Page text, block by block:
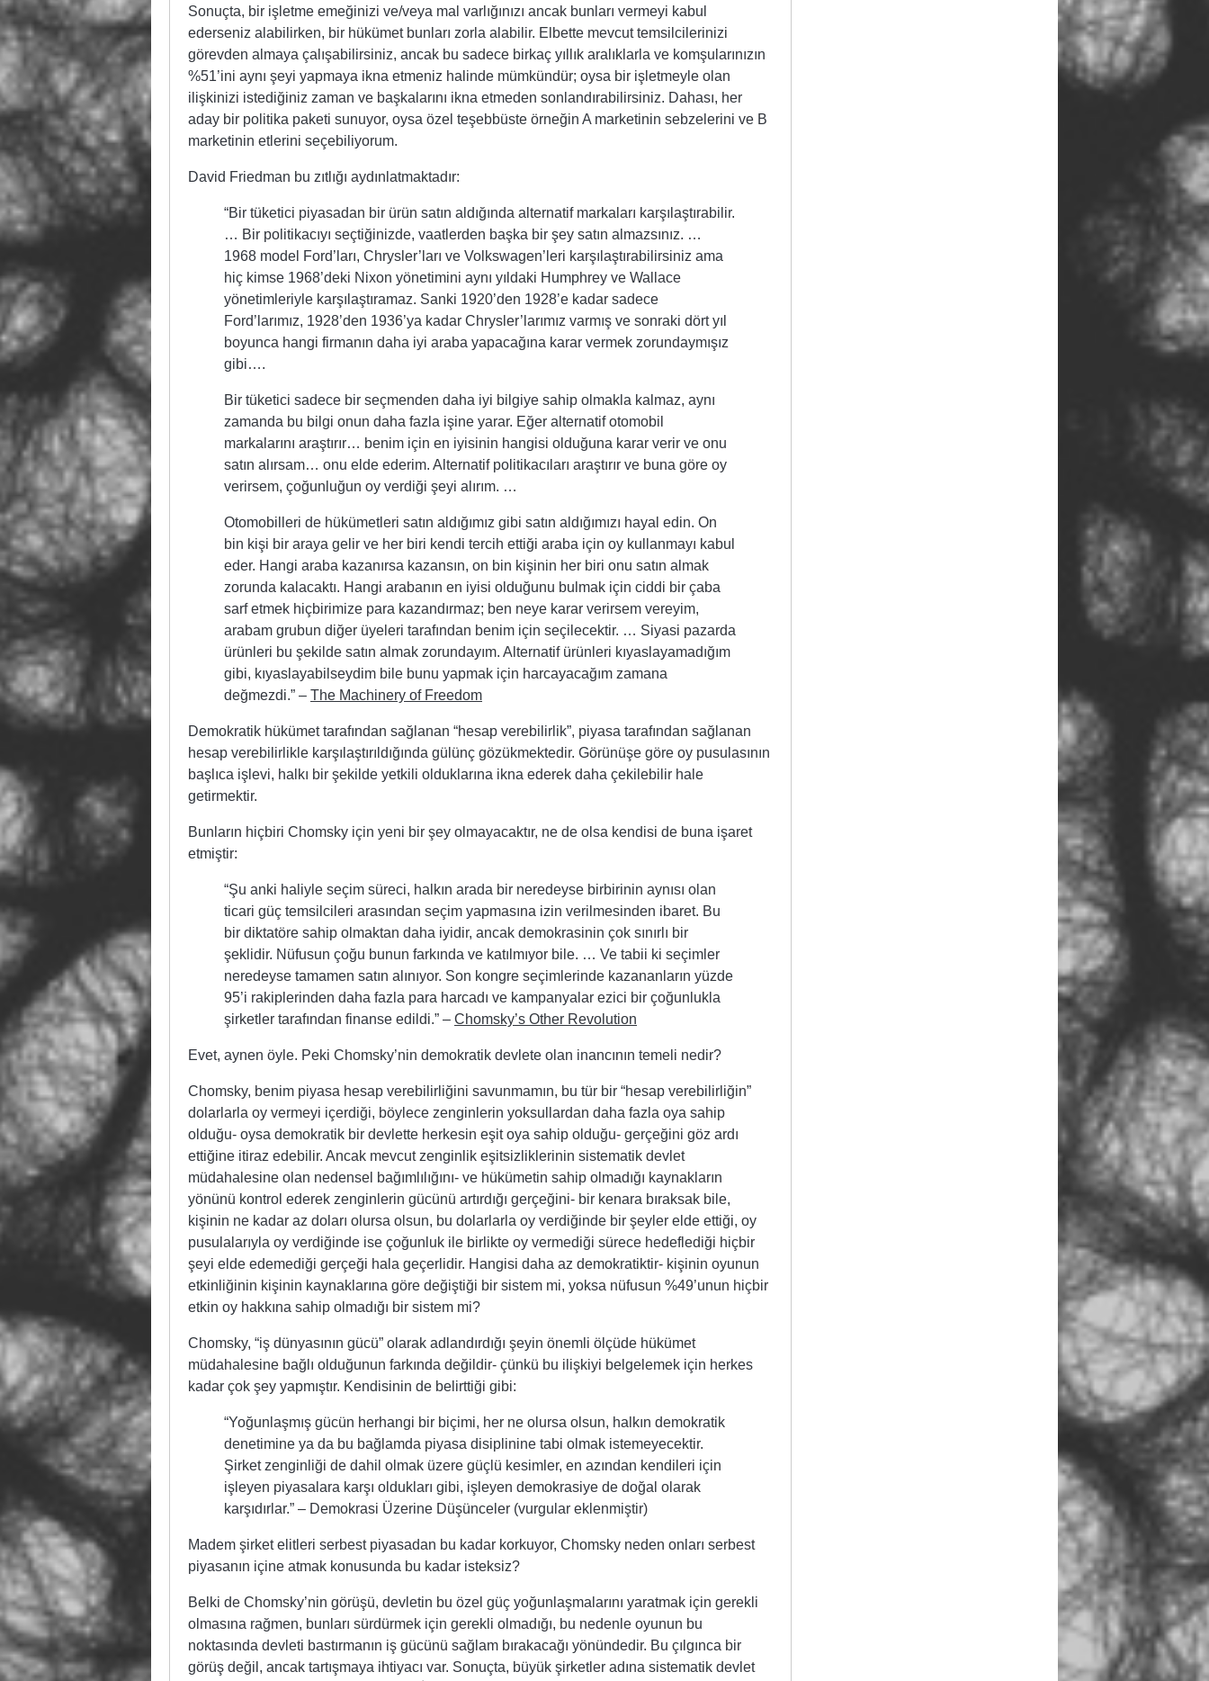
Sonuçta, bir işletme emeğinizi ve/veya mal varlığınızı ancak bunları vermeyi kabul
ederseniz alabilirken, bir hükümet bunları zorla alabilir. Elbette mevcut temsilcilerinizi
görevden almaya çalışabilirsiniz, ancak bu sadece birkaç yıllık aralıklarla ve komşularınızın
%51’ini aynı şeyi yapmaya ikna etmeniz halinde mümkündür; oysa bir işletmeyle olan
ilişkinizi istediğiniz zaman ve başkalarını ikna etmeden sonlandırabilirsiniz. Dahası, her
aday bir politika paketi sunuyor, oysa özel teşebbüste örneğin A marketinin sebzelerini ve B
marketinin etlerini seçebiliyorum.
David Friedman bu zıtlığı aydınlatmaktadır:
“Bir tüketici piyasadan bir ürün satın aldığında alternatif markaları karşılaştırabilir.
… Bir politikacıyı seçtiğinizde, vaatlerden başka bir şey satın almazsınız. …
1968 model Ford’ları, Chrysler’ları ve Volkswagen’leri karşılaştırabilirsiniz ama
hiç kimse 1968’deki Nixon yönetimini aynı yıldaki Humphrey ve Wallace
yönetimleriyle karşılaştıramaz. Sanki 1920’den 1928’e kadar sadece
Ford’larımız, 1928’den 1936’ya kadar Chrysler’larımız varmış ve sonraki dört yıl
boyunca hangi firmanın daha iyi araba yapacağına karar vermek zorundaymışız
gibi….
Bir tüketici sadece bir seçmenden daha iyi bilgiye sahip olmakla kalmaz, aynı
zamanda bu bilgi onun daha fazla işine yarar. Eğer alternatif otomobil
markalarını araştırır… benim için en iyisinin hangisi olduğuna karar verir ve onu
satın alırsam… onu elde ederim. Alternatif politikacıları araştırır ve buna göre oy
verirsem, çoğunluğun oy verdiği şeyi alırım. …
Otomobilleri de hükümetleri satın aldığımız gibi satın aldığımızı hayal edin. On
bin kişi bir araya gelir ve her biri kendi tercih ettiği araba için oy kullanmayı kabul
eder. Hangi araba kazanırsa kazansın, on bin kişinin her biri onu satın almak
zorunda kalacaktı. Hangi arabanın en iyisi olduğunu bulmak için ciddi bir çaba
sarf etmek hiçbirimize para kazandırmaz; ben neye karar verirsem vereyim,
arabam grubun diğer üyeleri tarafından benim için seçilecektir. … Siyasi pazarda
ürünleri bu şekilde satın almak zorundayım. Alternatif ürünleri kıyaslayamadığım
gibi, kıyaslayabilseydim bile bunu yapmak için harcayacağım zamana
değmezdi.” – The Machinery of Freedom
Demokratik hükümet tarafından sağlanan “hesap verebilirlik”, piyasa tarafından sağlanan
hesap verebilirlikle karşılaştırıldığında gülünç gözükmektedir. Görünüşe göre oy pusulasının
başlıca işlevi, halkı bir şekilde yetkili olduklarına ikna ederek daha çekilebilir hale
getirmektir.
Bunların hiçbiri Chomsky için yeni bir şey olmayacaktır, ne de olsa kendisi de buna işaret
etmiştir:
“Şu anki haliyle seçim süreci, halkın arada bir neredeyse birbirinin aynısı olan
ticari güç temsilcileri arasından seçim yapmasına izin verilmesinden ibaret. Bu
bir diktatöre sahip olmaktan daha iyidir, ancak demokrasinin çok sınırlı bir
şeklidir. Nüfusun çoğu bunun farkında ve katılmıyor bile. … Ve tabii ki seçimler
neredeyse tamamen satın alınıyor. Son kongre seçimlerinde kazananların yüzde
95’i rakiplerinden daha fazla para harcadı ve kampanyalar ezici bir çoğunlukla
şirketler tarafından finanse edildi.” – Chomsky’s Other Revolution
Evet, aynen öyle. Peki Chomsky’nin demokratik devlete olan inancının temeli nedir?
Chomsky, benim piyasa hesap verebilirliğini savunmamın, bu tür bir “hesap verebilirliğin”
dolarlarla oy vermeyi içerdiği, böylece zenginlerin yoksullardan daha fazla oya sahip
olduğu- oysa demokratik bir devlette herkesin eşit oya sahip olduğu- gerçeğini göz ardı
ettiğine itiraz edebilir. Ancak mevcut zenginlik eşitsizliklerinin sistematik devlet
müdahalesine olan nedensel bağımlılığını- ve hükümetin sahip olmadığı kaynakların
yönünü kontrol ederek zenginlerin gücünü artırdığı gerçeğini- bir kenara bıraksak bile,
kişinin ne kadar az doları olursa olsun, bu dolarlarla oy verdiğinde bir şeyler elde ettiği, oy
pusulalarıyla oy verdiğinde ise çoğunluk ile birlikte oy vermediği sürece hedeflediği hiçbir
şeyi elde edemediği gerçeği hala geçerlidir. Hangisi daha az demokratiktir- kişinin oyunun
etkinliğinin kişinin kaynaklarına göre değiştiği bir sistem mi, yoksa nüfusun %49’unun hiçbir
etkin oy hakkına sahip olmadığı bir sistem mi?
Chomsky, “iş dünyasının gücü” olarak adlandırdığı şeyin önemli ölçüde hükümet
müdahalesine bağlı olduğunun farkında değildir- çünkü bu ilişkiyi belgelemek için herkes
kadar çok şey yapmıştır. Kendisinin de belirttiği gibi:
“Yoğunlaşmış gücün herhangi bir biçimi, her ne olursa olsun, halkın demokratik
denetimine ya da bu bağlamda piyasa disiplinine tabi olmak istemeyecektir.
Şirket zenginliği de dahil olmak üzere güçlü kesimler, en azından kendileri için
işleyen piyasalara karşı oldukları gibi, işleyen demokrasiye de doğal olarak
karşıdırlar.” – Demokrasi Üzerine Düşünceler (vurgular eklenmiştir)
Madem şirket elitleri serbest piyasadan bu kadar korkuyor, Chomsky neden onları serbest
piyasanın içine atmak konusunda bu kadar isteksiz?
Belki de Chomsky’nin görüşü, devletin bu özel güç yoğunlaşmalarını yaratmak için gerekli
olmasına rağmen, bunları sürdürmek için gerekli olmadığı, bu nedenle oyunun bu
noktasında devleti bastırmanın iş gücünü sağlam bırakacağı yönündedir. Bu çılgınca bir
görüş değil, ancak tartışmaya ihtiyacı var. Sonuçta, büyük şirketler adına sistematik devlet